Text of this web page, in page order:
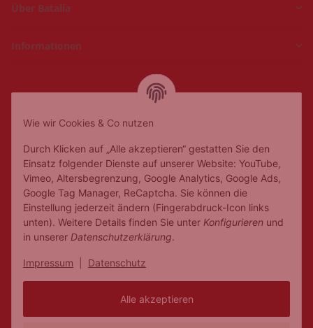
Alle akzeptieren
Wie wir Cookies & Co nutzen
Durch Klicken auf „Alle akzeptieren“ gestatten Sie den
Einsatz folgender Dienste auf unserer Website: YouTube,
Vimeo, Altersbegrenzung, Google Analytics, Google Ads,
Google Tag Manager, ReCaptcha. Sie können die
Einstellung jederzeit ändern (Fingerabdruck-Icon links
unten). Weitere Details finden Sie unter Konfigurieren und
in unserer Datenschutzerklärung.
Impressum Datenschutz
Über Batalia
Informationen
Hückelhoven und
Di. - Fr.
10:00 - 18:00
10:00 - 14:00